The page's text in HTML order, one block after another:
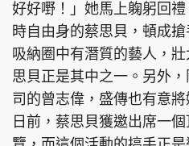
好好嘢！」她馬上躹躬回
時自由身的蔡思貝，頓成
吸納圈中有潛質的藝人，
思貝正是其中之一。另外
司的曾志偉，盛傳也有意將
日前，蔡思貝獲邀出席一